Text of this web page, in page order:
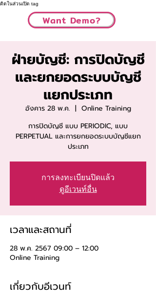
ติดในส่วนเปิด tag
Want Demo?
ฝ่ายบัญชี: การปิดบัญชี
และยกยอดระบบบัญชี
แยกประเภท
อังคาร 28 พ.ค.
  |
Online Training
การปิดบัญชี แบบ PERIODIC, แบบ
PERPETUAL และการยกยอดระบบบัญชีแยก
ประเภท
การลงทะเบียนปิดแล้ว
ดูอีเวนท์อื่น
เวลาและสถานที่
28 พ.ค. 2567 09:00 – 12:00
Online Training
เกี่ยวกับอีเวนท์